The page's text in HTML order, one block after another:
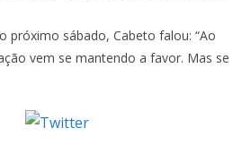
próximo sábado, Cabeto falou: “Ao
vem se mantendo a favor. Mas se
Tweet